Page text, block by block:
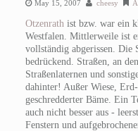
May 15, 2007 cheesy
Otzenrath ist bzw. war ein
Westfalen. Mittlerweile ist
vollständig abgerissen. Die
bedrückend. Straßen, an
Straßenlaternen und
dahinter! Außer Wiese,
geschredderter Bäme. Ein
auch nicht besser aus -
Fenstern und